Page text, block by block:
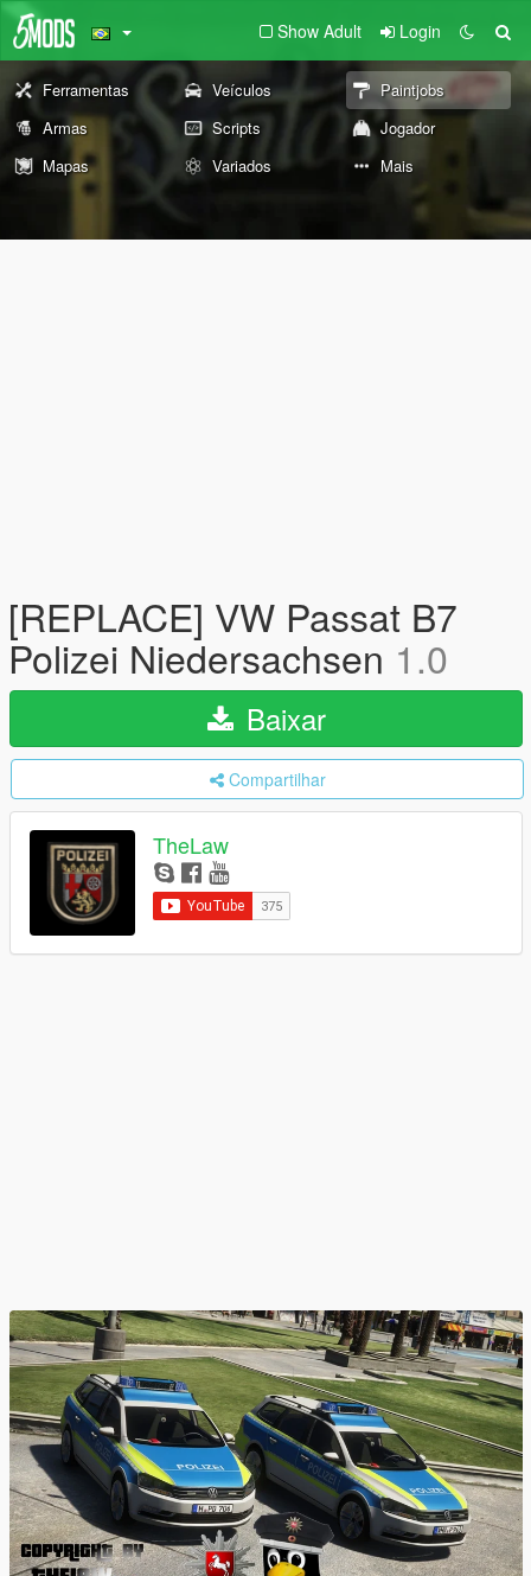
Show Adult Login
Ferramentas Veículos
Paintjobs
Armas
Scripts
Jogador
Mapas
Variados Mais
[REPLACE] VW Passat B7
Polizei Niedersachsen 1.0
Baixar
Compartilhar
TheLaw